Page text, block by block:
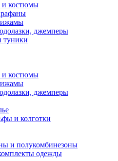
и костюмы
джемперы
туники
и костюмы
джемперы
и колготки
и полукомбинезоны
одежды